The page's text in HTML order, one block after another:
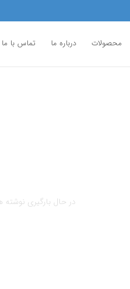
محصولات درباره ما تماس با ما
در حال بارگیری نوشته